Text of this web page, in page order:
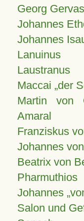
Georg
Johannes
Johannes
Lanuinus
Laustranus
Maccai „der
Martin von
Amaral
Franziskus
Johannes
Beatrix von
Pharmuthios
Johannes
Salon und